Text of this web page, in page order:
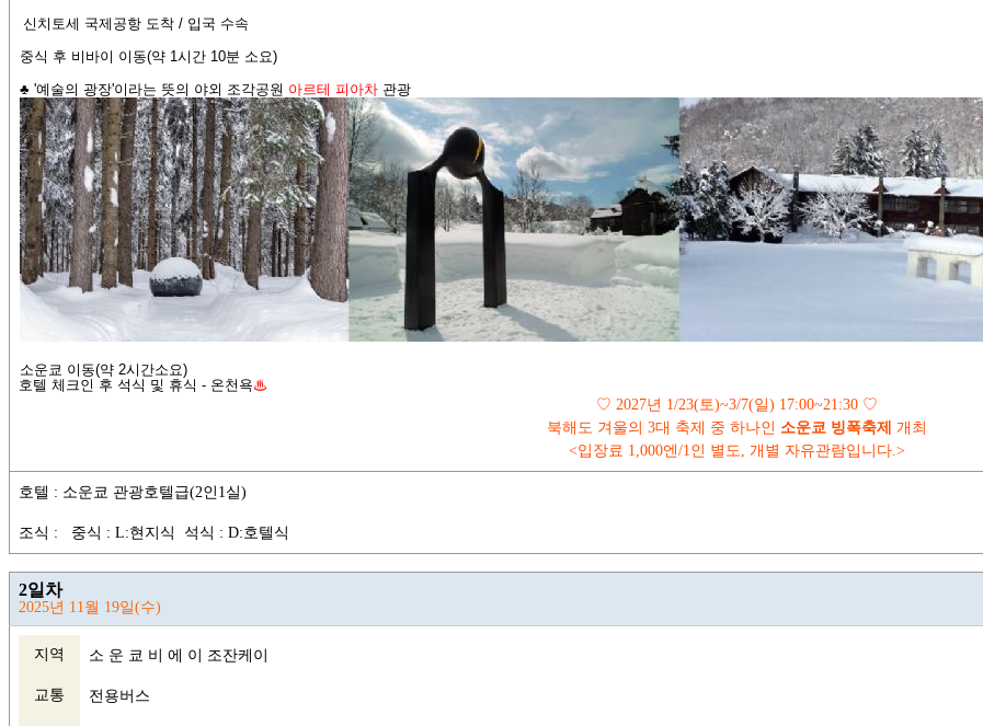
신치토세 국제공항 도착 / 입국 수속
중식 후 비바이 이동(약 1시간 10분 소요)
♣ '예술의 광장'이라는 뜻의 야외 조각공원 아르테 피아차 관광
소운쿄 이동(약 2시간소요)
호텔 체크인 후 석식 및 휴식 - 온천욕♨
♡2027년 1/23(토)~3/7(일) 17:00~21:30 ♡
북해도 겨울의3대 축제 중 하나인 소운쿄 빙폭축제
개최
<입장료 1,000엔/1인 별도,개별 자유관람입니다.>
호텔 : 소운쿄 관광호텔급(2인1실)
조식 : 중식 : L:현지식 석식 : D:호텔식
2일차
2025년 11월 19일(수)
지역 소 운 쿄 비 에 이 조잔케이
교통 전용버스